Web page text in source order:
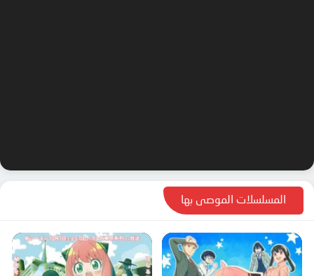
المسلسلات الموصى بها